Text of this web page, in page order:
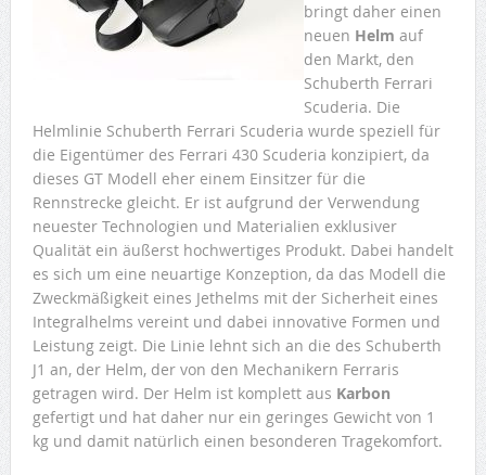
bringt daher einen
neuen Helm auf
den Markt, den
Schuberth Ferrari
Scuderia. Die
Helmlinie Schuberth Ferrari Scuderia wurde speziell für
die Eigentümer des Ferrari 430 Scuderia konzipiert, da
dieses GT Modell eher einem Einsitzer für die
Rennstrecke gleicht. Er ist aufgrund der Verwendung
neuester Technologien und Materialien exklusiver
Qualität ein äußerst hochwertiges Produkt. Dabei handelt
es sich um eine neuartige Konzeption, da das Modell die
Zweckmäßigkeit eines Jethelms mit der Sicherheit eines
Integralhelms vereint und dabei innovative Formen und
Leistung zeigt. Die Linie lehnt sich an die des Schuberth
J1 an, der Helm, der von den Mechanikern Ferraris
getragen wird. Der Helm ist komplett aus Karbon
gefertigt und hat daher nur ein geringes Gewicht von 1
kg und damit natürlich einen besonderen Tragekomfort.